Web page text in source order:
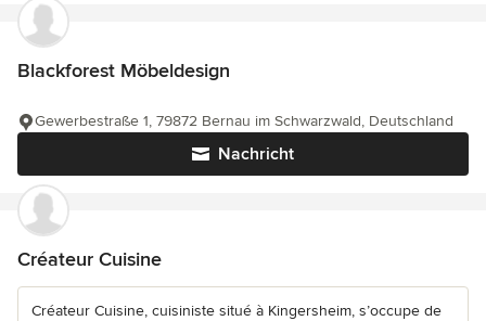
Blackforest Möbeldesign
Nachricht
Gewerbestraße 1, 79872 Bernau im Schwarzwald, Deutschland
Créateur Cuisine
Créateur Cuisine, cuisiniste situé à Kingersheim, s’occupe de